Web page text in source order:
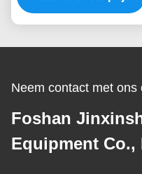
Vacuümdeklaagmachine
Neem contact met ons
Foshan
Equipment Co.,